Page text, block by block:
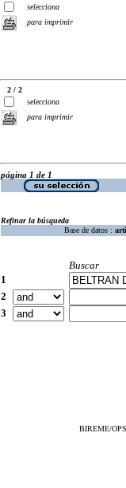
selecciona
para imprimir
2 / 2
selecciona
para imprimir
página 1 de 1
Refinar la búsqueda
Base de datos :
Buscar
1
2
3
BIREME/